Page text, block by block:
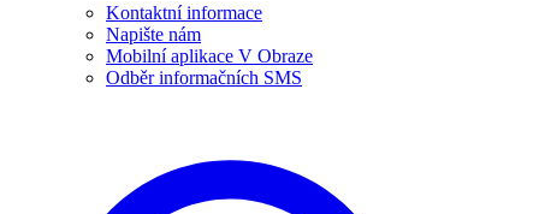
Kontaktní informace
Napište nám
Mobilní aplikace V Obraze
Odběr informačních SMS